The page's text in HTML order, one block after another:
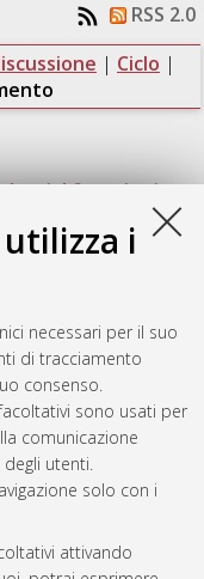
i
necessari per il suo
di tracciamento
consenso.
sono usati per
comunicazione
utenti.
solo con i
attivando
RSS 2.0
| Ciclo |
Organization,
, 24 Ciclo. DOI
Economics
Università di
, 24 Ciclo. DOI
20:44:55 2026 CEST